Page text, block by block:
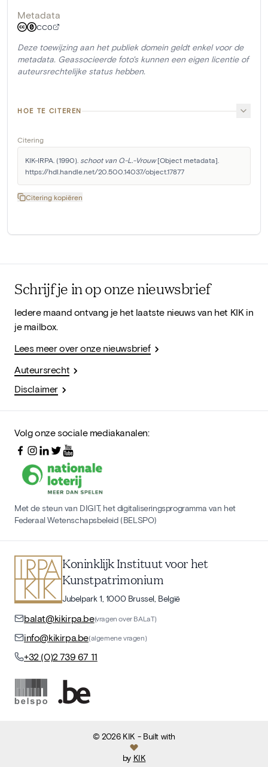
Metadata
CC0
Deze toewijzing aan het publiek domein geldt enkel voor de
metadata. Geassocieerde foto's kunnen een eigen licentie of
auteursrechtelijke status hebben.
HOE TE CITEREN
Citering
KIK-IRPA. (1990). schoot van O.-L.-Vrouw [Object metadata].
https://hdl.handle.net/20.500.14037/object.17877
Citering kopiëren
Schrijf je in op onze nieuwsbrief
Iedere maand ontvang je het laatste nieuws van het KIK in
je mailbox.
Lees meer over onze nieuwsbrief
Auteursrecht
Disclaimer
Volg onze sociale mediakanalen:
Met de steun van DIGIT, het digitaliseringsprogramma van het
Federaal Wetenschapsbeleid (BELSPO)
Koninklijk Instituut voor het
Kunstpatrimonium
Jubelpark 1, 1000 Brussel, België
balat@kikirpa.be(vragen over BALaT)
info@kikirpa.be(algemene vragen)
+32 (0)2 739 67 11
©2026 KIK - Built with
by KIK